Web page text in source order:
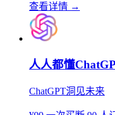
查看详情 →
人人都懂
ChatGPT洞见未来